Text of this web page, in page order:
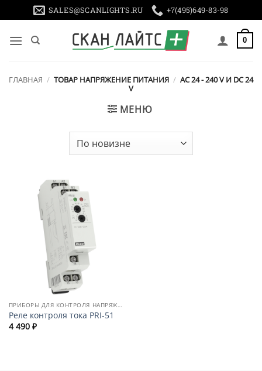
to
content
SALES@SCANLIGHTS.RU +7(495)649-83-98
0
ГЛАВНАЯ / ТОВАР НАПРЯЖЕНИЕ ПИТАНИЯ / AC 24 - 240 V И DC 24
V
МЕНЮ
ПРИБОРЫ ДЛЯ КОНТРОЛЯ НАПРЯЖЕНИЯ, ТОКА, МОЩНОСТИ
Реле контроля тока PRI-51
4 490 ₽